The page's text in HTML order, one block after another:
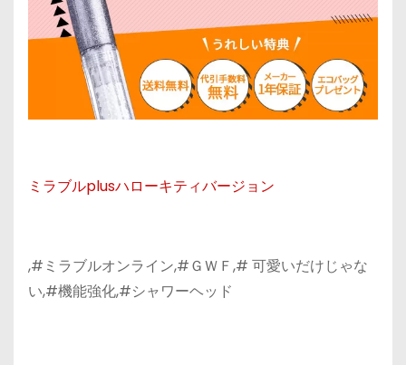
ミラブルplusハローキティバージョン
,#ミラブルオンライン,#ＧＷＦ,# 可愛いだけじゃな
い,#機能強化,#シャワーヘッド